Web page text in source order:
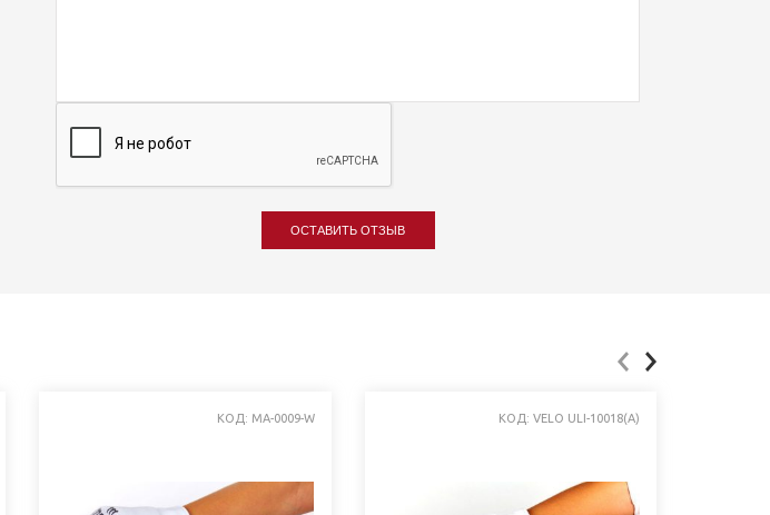
ОСТАВИТЬ ОТЗЫВ
КОД: MA-0009-W КОД: VELO ULI-10018(A)